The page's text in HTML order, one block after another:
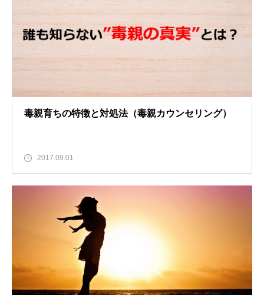
毒親育ちの特徴と対処法（毒親カウンセリング）
2017.09.01